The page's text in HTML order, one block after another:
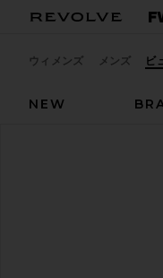
ウィメンズ メンズ ビ
NEW